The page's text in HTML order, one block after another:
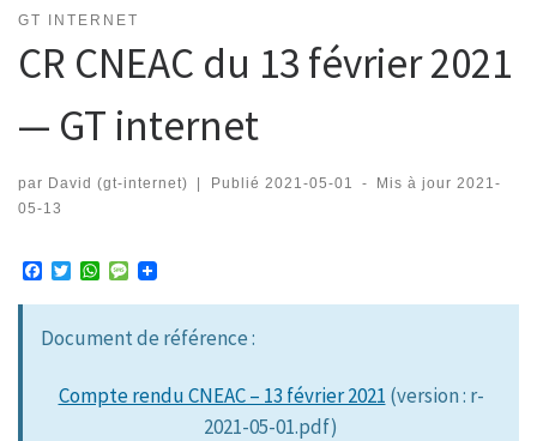
GT INTERNET
CR CNEAC du 13 février 2021
— GT internet
par David (gt-internet) Publié 2021-05-01 - Mis à jour 2021-
05-13
c
e
b
T
i
t
t
r
W
a
t
s
p
p
M
s
s
a
e
Document de référence :
Compte rendu CNEAC – 13 février 2021 (version : r-
2021-05-01.pdf)